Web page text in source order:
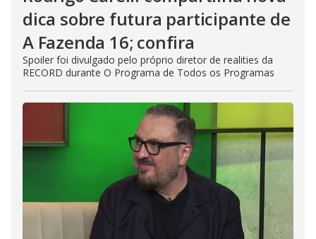
dica sobre futura participante de
A Fazenda 16; confira
Spoiler foi divulgado pelo próprio diretor de realities da
RECORD durante O Programa de Todos os Programas